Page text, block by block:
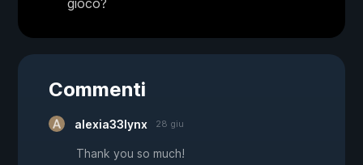
gioco?
Commenti
alexia33lynx 28 giu
Thank you so much!